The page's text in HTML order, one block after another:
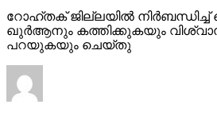
റോഹ്തക് ജില്ലയില്‍
ഖുര്‍ആനും കത്തിക്കുകയും
പറയുകയും ചെയ്തു